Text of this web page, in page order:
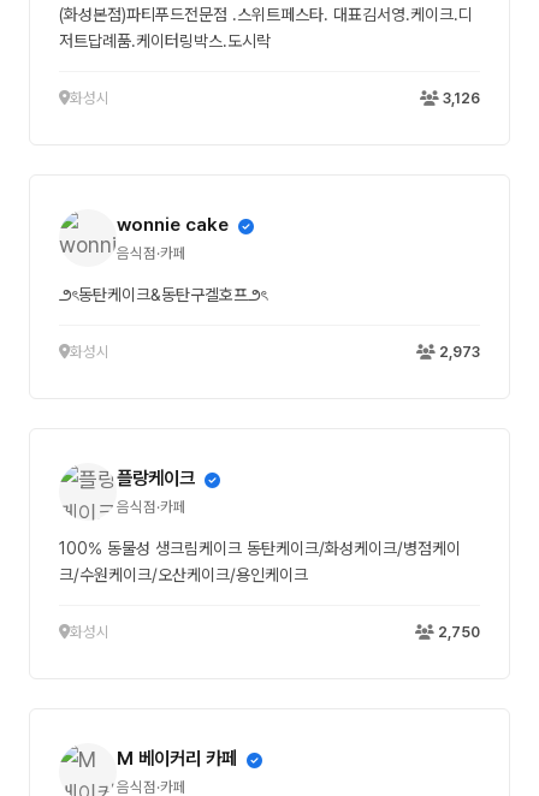
(화성본점)파티푸드전문점 .스위트페스타. 대표김서영.케이크.디
저트답례품.케이터링박스.도시락
화성시 3,126
wonnie cake
음식점·카페
౨ৎ동탄케이크&동탄구겔호프౨ৎ
화성시 2,973
플랑케이크
음식점·카페
100% 동물성 생크림케이크 동탄케이크/화성케이크/병점케이
크/수원케이크/오산케이크/용인케이크
화성시 2,750
M 베이커리 카페
음식점·카페